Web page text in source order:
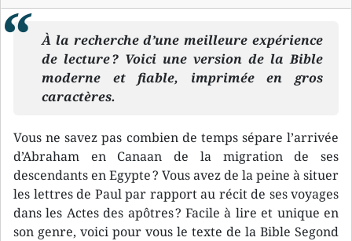
À la recherche d’une meilleure expérience
de lecture ? Voici une version de la Bible
moderne et fiable, imprimée en gros
caractères.
Vous ne savez pas combien de temps sépare l’arrivée
d’Abraham en Canaan de la migration de ses
descendants en Egypte ? Vous avez de la peine à situer
les lettres de Paul par rapport au récit de ses voyages
dans les Actes des apôtres ? Facile à lire et unique en
son genre, voici pour vous le texte de la Bible Segond